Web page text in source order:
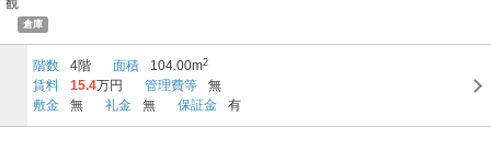
倉庫
階数 4階 面積 104.00m2
賃料 15.4万円 管理費等
無
敷金
無 礼金 無 保証金 有